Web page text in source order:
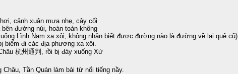
cảnh xuân mưa nhẹ, cây cối
đường núi, hoàn toàn không
Lĩnh Nam xa xôi, không nhận biết được đường nào là đường về lại quê cũ).
biếm đi các địa phương xa xôi.
杭州通判, rồi bị đày xuống Xứ
Tần Quán làm bài từ nổi tiếng nầy.